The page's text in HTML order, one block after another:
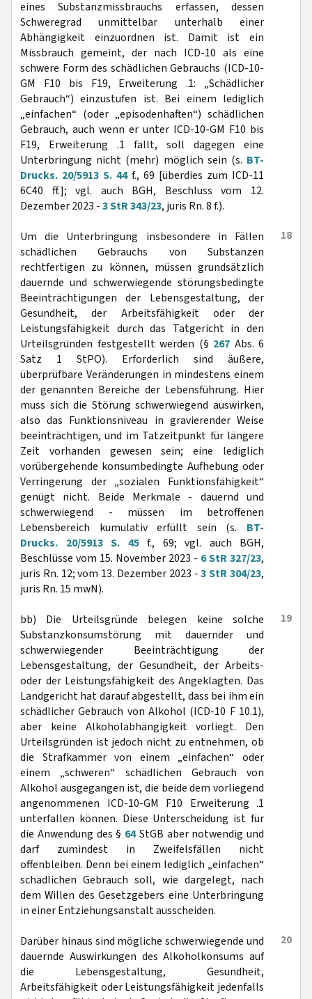
eines Substanzmissbrauchs erfassen, dessen
Schweregrad unmittelbar unterhalb einer
Abhängigkeit einzuordnen ist. Damit ist ein
Missbrauch gemeint, der nach ICD-10 als eine
schwere Form des schädlichen Gebrauchs (ICD-10-
GM F10 bis F19, Erweiterung .1: „Schädlicher
Gebrauch“) einzustufen ist. Bei einem lediglich
„einfachen“ (oder „episodenhaften“) schädlichen
Gebrauch, auch wenn er unter ICD-10-GM F10 bis
F19, Erweiterung .1 fällt, soll dagegen eine
Unterbringung nicht (mehr) möglich sein (s. BT-
Drucks. 20/5913 S. 44f., 69 [überdies zum ICD-11
6C40 ff.]; vgl. auch BGH, Beschluss vom 12.
Dezember 2023 -3 StR 343/23, juris Rn. 8 f.).
18
Um die Unterbringung insbesondere in Fällen
schädlichen Gebrauchs von Substanzen
rechtfertigen zu können, müssen grundsätzlich
dauernde und schwerwiegende störungsbedingte
Beeinträchtigungen der Lebensgestaltung, der
Gesundheit, der Arbeitsfähigkeit oder der
Leistungsfähigkeit durch das Tatgericht in den
Urteilsgründen festgestellt werden (§ 267 Abs. 6
Satz 1 StPO). Erforderlich sind äußere,
überprüfbare Veränderungen in mindestens einem
der genannten Bereiche der Lebensführung. Hier
muss sich die Störung schwerwiegend auswirken,
also das Funktionsniveau in gravierender Weise
beeinträchtigen, und im Tatzeitpunkt für längere
Zeit vorhanden gewesen sein; eine lediglich
vorübergehende konsumbedingte Aufhebung oder
Verringerung der „sozialen Funktionsfähigkeit“
genügt nicht. Beide Merkmale - dauernd und
schwerwiegend - müssen im betroffenen
Lebensbereich kumulativ erfüllt sein (s. BT-
Drucks. 20/5913 S. 45f., 69; vgl. auch BGH,
Beschlüsse vom 15. November 2023 - 6 StR 327/23,
juris Rn. 12; vom 13. Dezember 2023 -3 StR 304/23,
juris Rn. 15 mwN).
19
bb) Die Urteilsgründe belegen keine solche
Substanzkonsumstörung mit dauernder und
schwerwiegender Beeinträchtigung der
Lebensgestaltung, der Gesundheit, der Arbeits-
oder der Leistungsfähigkeit des Angeklagten. Das
Landgericht hat darauf abgestellt, dass bei ihm ein
schädlicher Gebrauch von Alkohol (ICD-10 F 10.1),
aber keine Alkoholabhängigkeit vorliegt. Den
Urteilsgründen ist jedoch nicht zu entnehmen, ob
die Strafkammer von einem „einfachen“ oder
einem „schweren“ schädlichen Gebrauch von
Alkohol ausgegangen ist, die beide dem vorliegend
angenommenen ICD-10-GM F10 Erweiterung .1
unterfallen können. Diese Unterscheidung ist für
die Anwendung des § 64StGB aber notwendig und
darf zumindest in Zweifelsfällen nicht
offenbleiben. Denn bei einem lediglich „einfachen“
schädlichen Gebrauch soll, wie dargelegt, nach
dem Willen des Gesetzgebers eine Unterbringung
in einer Entziehungsanstalt ausscheiden.
20
Darüber hinaus sind mögliche schwerwiegende und
dauernde Auswirkungen des Alkoholkonsums auf
die Lebensgestaltung, Gesundheit,
Arbeitsfähigkeit oder Leistungsfähigkeit jedenfalls